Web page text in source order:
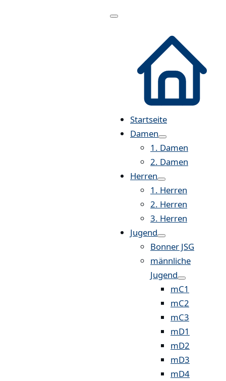
Menü
Startseite
Damen
1. Damen
2. Damen
Herren
1. Herren
2. Herren
3. Herren
Jugend
Bonner JSG
männliche
Jugend
mC1
mC2
mC3
mD1
mD2
mD3
mD4